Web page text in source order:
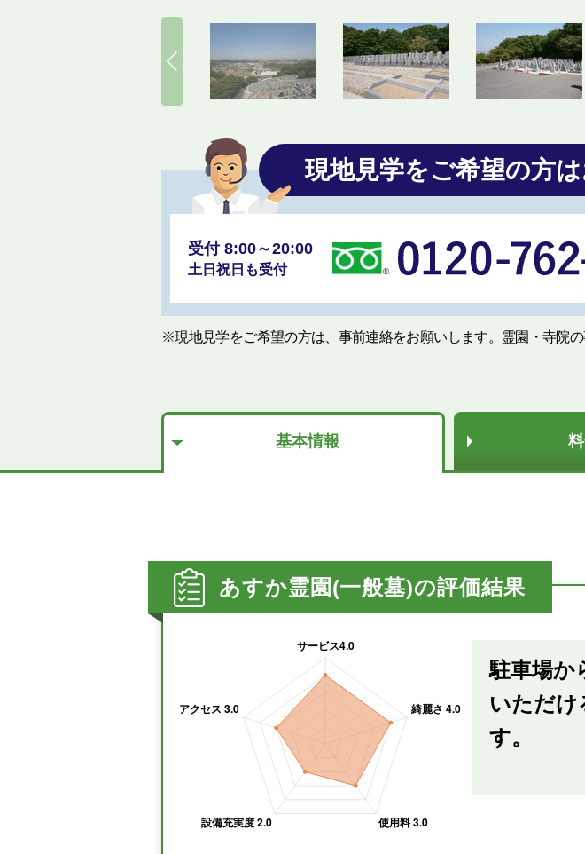
現地見学をご希望の方は
受付 8:00～20:00
土日祝日も受付
※現地見学をご希望の方は、事前連絡をお願いします。霊園・寺院
基本情報
あすか霊園(一般墓)の評価結果
駐車場か
いただけ
す。